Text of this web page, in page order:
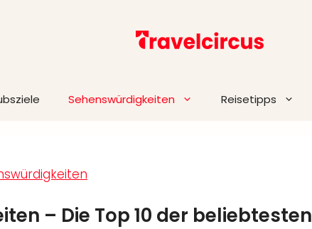
Sehenswürdigkeiten Reisetipps
– Die Top 10 der beliebtesten